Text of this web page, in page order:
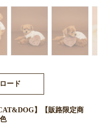
ード
】【販路限定商